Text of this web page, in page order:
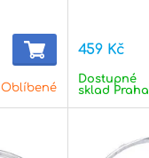
Oblíbené
459 Kč
Dostupné
sklad Praha